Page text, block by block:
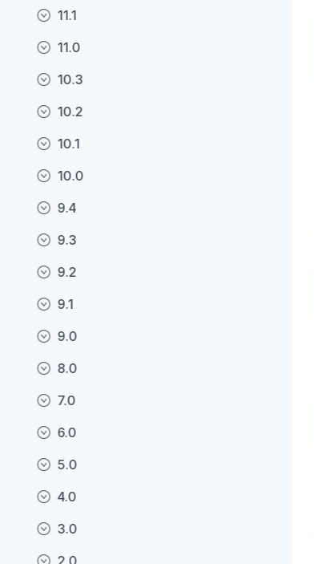
11.1
11.0
10.3
10.2
10.1
10.0
9.4
9.3
9.2
9.1
9.0
8.0
7.0
6.0
5.0
4.0
3.0
2.0